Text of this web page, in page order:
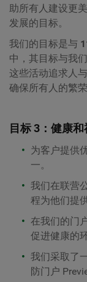
助所有人建设更
发展的目标。
我们的目标是与
中，其目标与我
这些活动追求人
确保所有人的繁荣
目标 3：健康和
为客户提供
一。
我们在联营
程为他们提
在我们的门
促进健康的
我们采取了
防门户